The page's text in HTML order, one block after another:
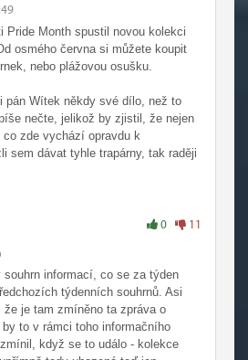
Pride Month spustil novou kolekci
osmého června si můžete koupit
nebo plážovou osušku.
pán Wítek někdy své dílo, než to
nečte, jelikož by zjistil, že nejen
zde vychází opravdu k
sem dávat tyhle trapárny, tak raději
na stav těchto mega www
0 11
souhrn informací, co se za týden
týdenních souhrnů. Asi
je tam zmíněno ta zpráva o
to v rámci toho informačního
když se to událo - kolekce